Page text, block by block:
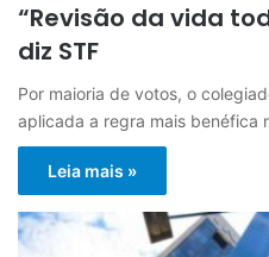
“Revisão da vida
diz STF
Por maioria de votos, o
aplicada a regra mais benéfica
Leia mais »